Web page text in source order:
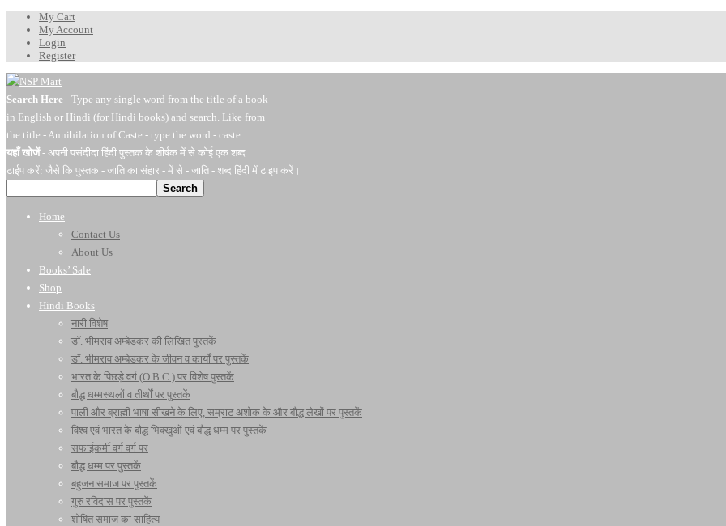
My Cart
My Account
Login
Register
Search Here - Type any single word from the title of a book
in English or Hindi (for Hindi books) and search. Like from
the title - Annihilation of Caste - type the word - caste.
यहाँ खोजें- अपनी पसंदीदा हिंदी पुस्तक के शीर्षक में से कोई एक शब्द
टाईप करें: जैसे कि पुस्तक - जाति का संहार - में से - जाति - शब्द हिंदी में टाइप करें।
Search
Home
Contact Us
About Us
Books’ Sale
Shop
Hindi Books
नारी विशेष
डॉ. भीमराव अम्बेडकर की लिखित पुस्तकें
डॉ. भीमराव अम्बेडकर के जीवन व कार्यों पर पुस्तकें
भारत के पिछड़े वर्ग (O.B.C.) पर विशेष पुस्तकें
बौद्ध धम्मस्थलों व तीर्थों पर पुस्तकें
पाली और ब्राह्मी भाषा सीखने के लिए, सम्राट अशोक के और बौद्ध लेखों पर पुस्तकें
विश्व एवं भारत के बौद्ध भिक्खुओं एवं बौद्ध धम्म पर पुस्तकें
सफाईकर्मी वर्ग वर्ग पर
बौद्ध धम्म पर पुस्तकें
बहुजन समाज पर पुस्तकें
गुरु रविदास पर पुस्तकें
शोषित समाज का साहित्य